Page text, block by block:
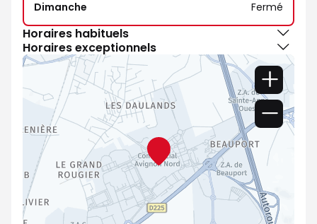
Dimanche Fermé
Horaires habituels
Horaires exceptionnels